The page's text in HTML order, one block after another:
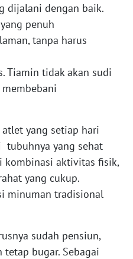
dijalani dengan baik.
penuh
tanpa harus
Tiamin tidak akan sudi
yang setiap hari
tubuhnya yang sehat
kombinasi aktivitas fisik,
yang cukup.
minuman tradisional
sudah pensiun,
bugar. Sebagai